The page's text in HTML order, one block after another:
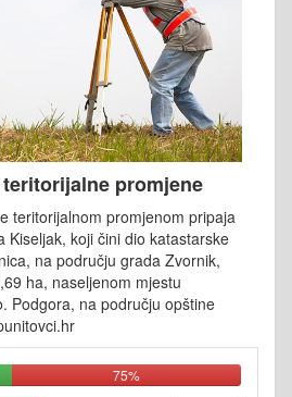
promjene
teritorijalnom promjenom pripaja
Kiseljak, koji čini dio katastarske
na području grada Zvornik,
ha, naseljenom mjestu
Podgora, na području opštine
75%